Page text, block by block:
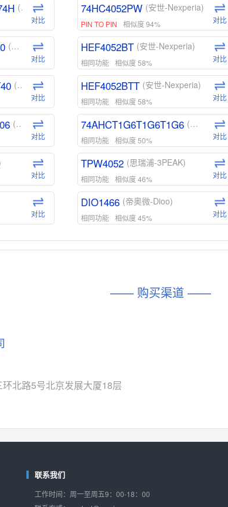
(东芝-Toshiba)
对比
(安森美-ON)
对比
(安森美-ON)
对比
(安森美-ON)
对比
对比
对比
对比
74HC4052PW (安世-Nexperia)
PIN TO PIN 相似度 94% 对比
HEF4052BT (安世-Nexperia)
相同功能 相似度 58% 对比
HEF4052BTT (安世-Nexperia)
相同功能 相似度 58% 对比
74AHCT1G6T1G6T1G6 (安世-Nexperia)
相同功能 相似度 50% 对比
TPW4052 (思瑞浦-3PEAK)
相同功能 相似度 46% 对比
DIO1466 (帝奥微-Dioo)
相同功能 相似度 45% 对比
DIO1159 (帝奥微-Dioo)
对比
相似度 44%
相同功能
—— 购买渠道 ——
北路5号北京发展大厦18层
联系我们
工作时间：周一至周五9：00-18：00